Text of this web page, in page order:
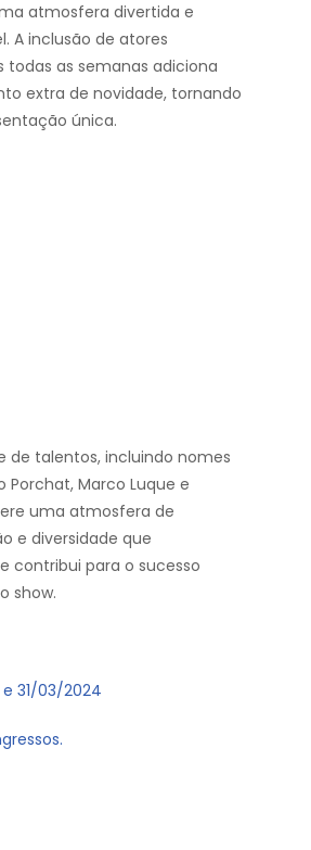
atmosfera divertida e
A inclusão de atores
todas as semanas adiciona
extra de novidade, tornando
única.
de talentos, incluindo nomes
Porchat, Marco Luque e
uma atmosfera de
e diversidade que
contribui para o sucesso
show.
31/03/2024